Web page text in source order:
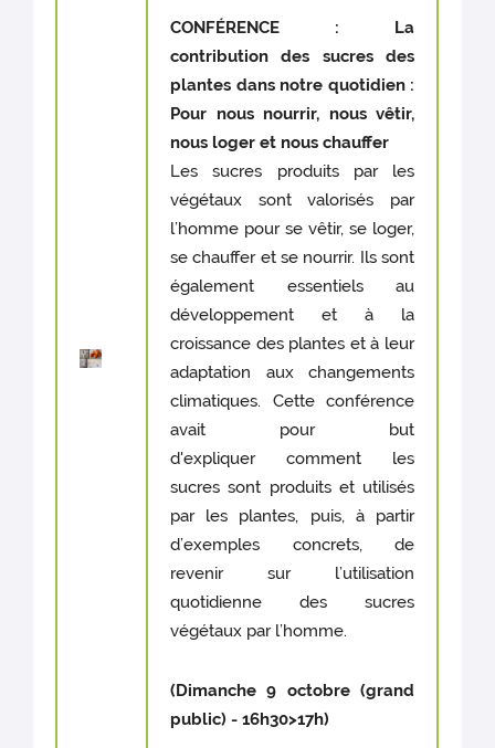
CONFÉRENCE : La
contribution des sucres des
plantes dans notre quotidien :
Pour nous nourrir, nous vêtir,
nous loger et nous chauffer
Les sucres produits par les
végétaux sont valorisés par
l’homme pour se vêtir, se loger,
se chauffer et se nourrir. Ils sont
également essentiels au
développement et à la
croissance des plantes et à leur
adaptation aux changements
climatiques. Cette conférence
avait pour but
d'expliquer comment les
sucres sont produits et utilisés
par les plantes, puis, à partir
d’exemples concrets, de
revenir sur l’utilisation
quotidienne des sucres
végétaux par l’homme.
(Dimanche 9 octobre (grand
public) - 16h30>17h)